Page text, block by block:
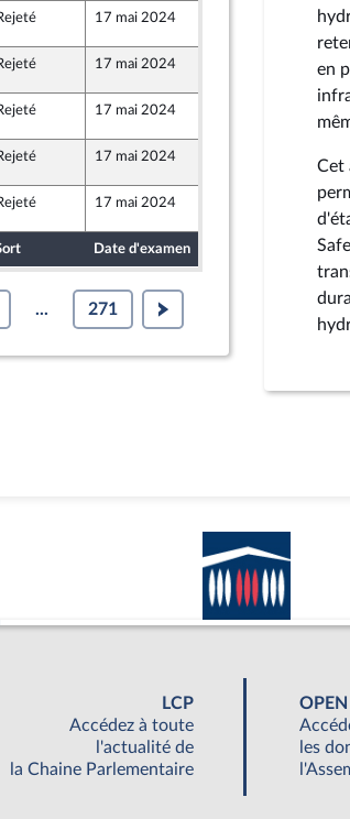
Populaire écologique et sociale
17 mai 2024
Populaire écologique et sociale
17 mai 2024
Populaire écologique et sociale
17 mai 2024
17 mai 2024
17 mai 2024
Date d'examen
... 271
en
Cet
LCP
Accédez à toute
l'actualité de
la Chaine Parlementaire
les